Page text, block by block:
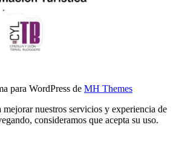
para WordPress de MH Themes
nuestros servicios y experiencia de
consideramos que acepta su uso.